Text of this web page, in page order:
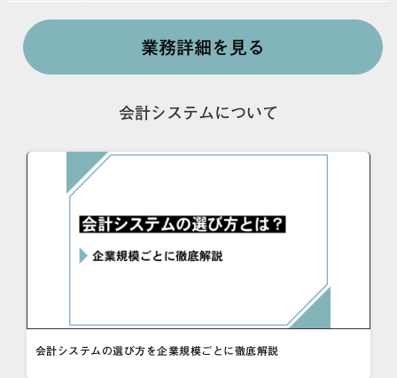
業務詳細を見る
会計システムについて
会計システムの選び方を企業規模ごとに徹底解説